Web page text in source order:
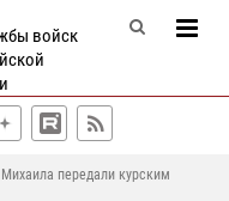
войск
Михаила передали курским